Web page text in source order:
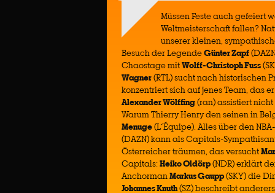
Müssen Feste auch gefeiert
Weltmeisterschaft fallen?
unserer kleinen,
Besuch der LegendeGünter Zapf
Chaostage mitWolff-Christoph Fuss
Wagner(RTL) sucht nach historischen
konzentriert sich auf jenes Team, das
Alexander Wölffing(ran) assistiert
Warum Thierry Henry den seinen in
Menuge(L´Équipe). Alles über den
(DAZN) kann als Capitals-
Österreicher träumen, das versucht
Capitals:Heiko Oldörp(NDR) erklärt
AnchormanMarkus Gaupp(SKY) die
Johannes Knuth(SZ) beschreibt